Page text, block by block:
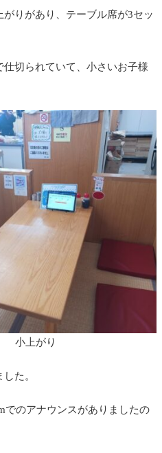
りがあり、テーブル席が3セッ
切られていて、小さいお子様
小上がり
た。
でのアナウンスがありましたの